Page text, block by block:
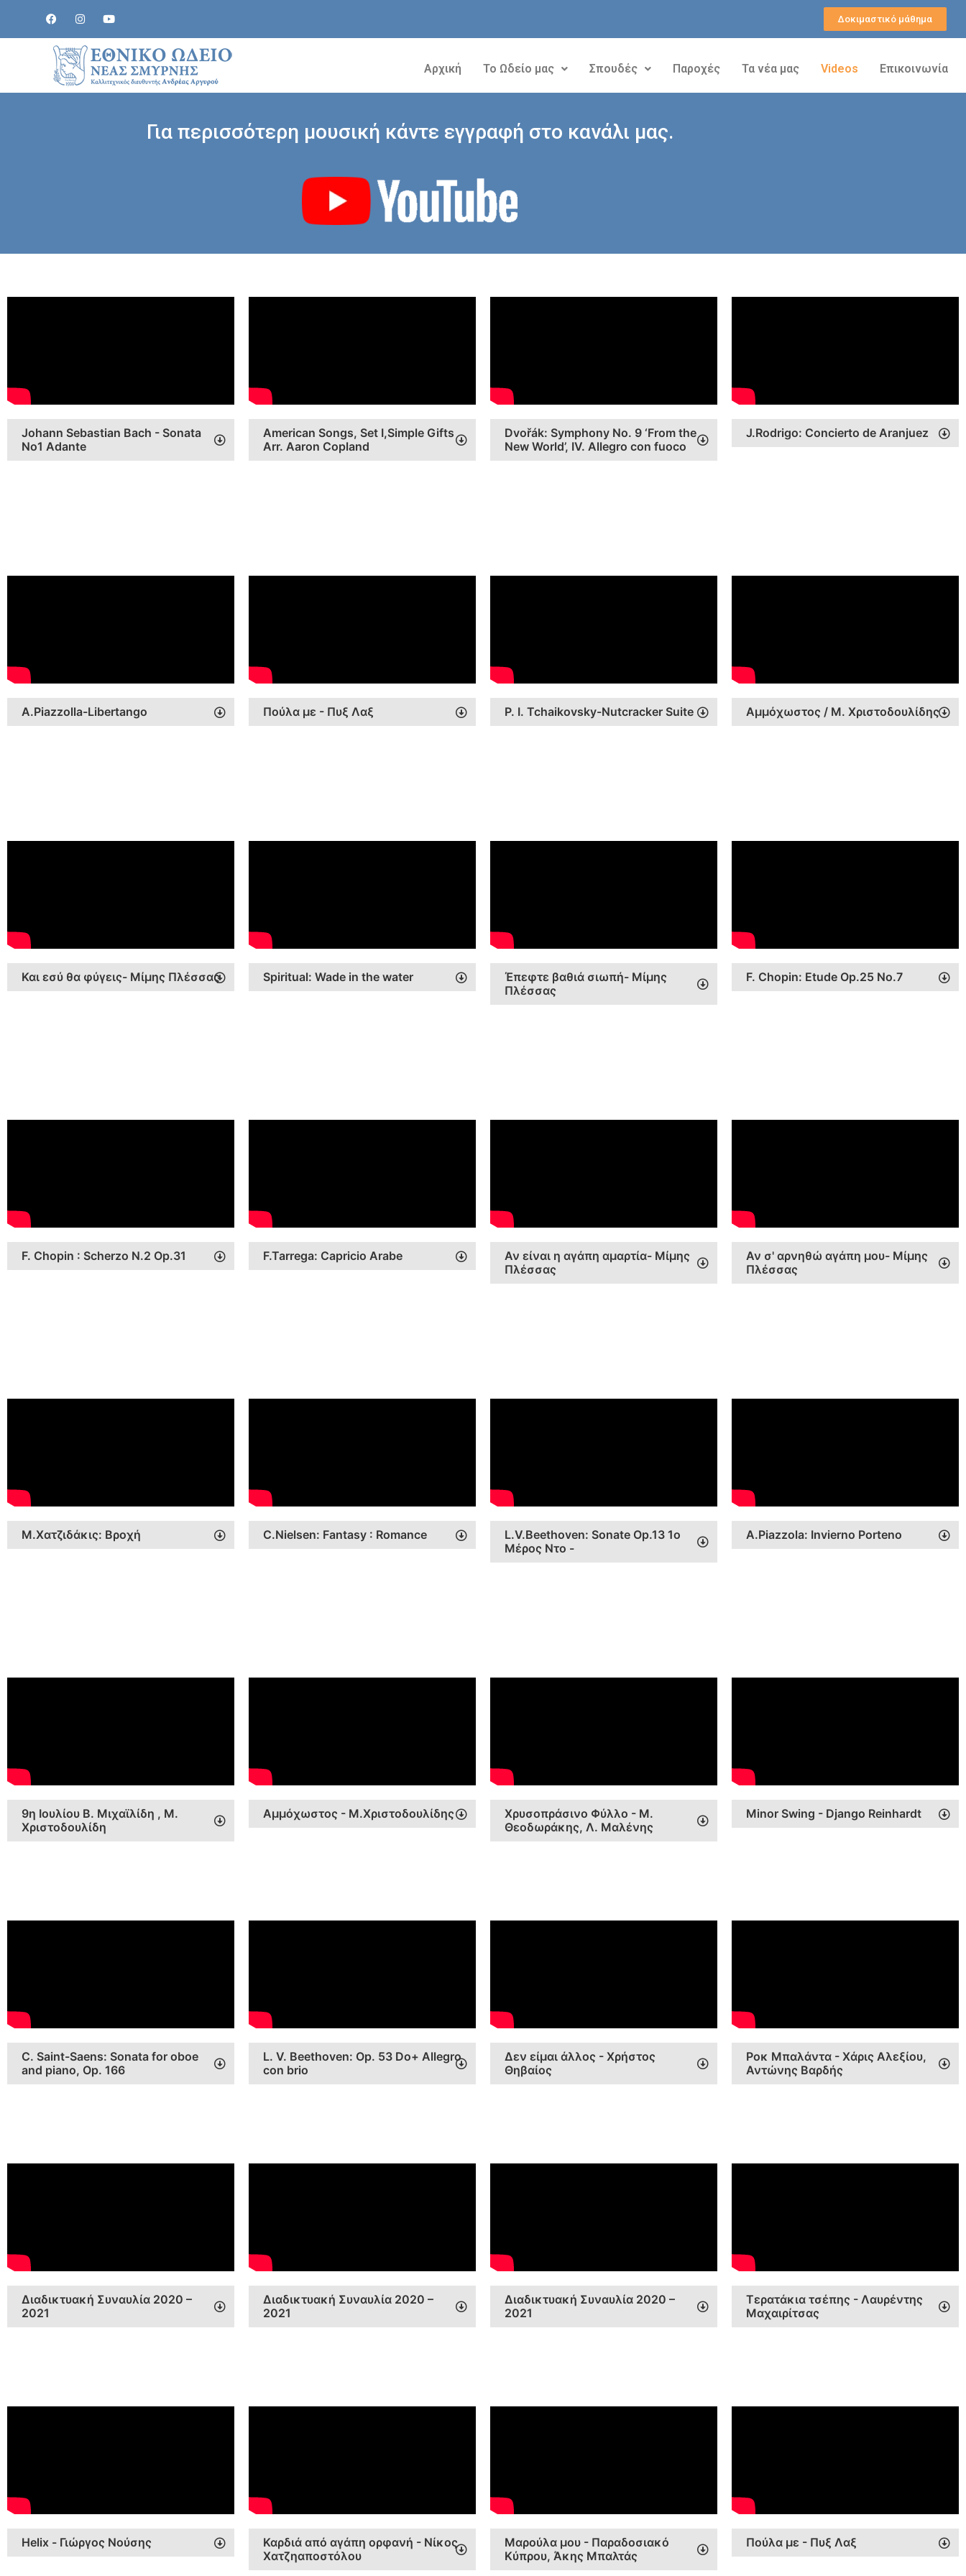
Δοκιμαστικό μάθημα
Αρχική Το Ωδείο μας Σπουδές Παροχές Τα νέα μας Videos Επικοινωνία
Για περισσότερη μουσική κάντε εγγραφή στο κανάλι μας.
Johann Sebastian Bach - Sonata
No1 Adante
American Songs, Set I,Simple Gifts
Arr. Aaron Copland
Dvořák: Symphony No. 9 ‘From the
New World’, IV. Allegro con fuoco
J.Rodrigo: Concierto de Aranjuez
A.Piazzolla-Libertango Πούλα με - Πυξ Λαξ P. I. Tchaikovsky-Nutcracker Suite Αμμόχωστος / Μ. Χριστοδουλίδης
Και εσύ θα φύγεις- Μίμης Πλέσσας Spiritual: Wade in the water
Έπεφτε βαθιά σιωπή- Μίμης
Πλέσσας
F. Chopin: Etude Op.25 No.7
F. Chopin : Scherzo N.2 Op.31 F.Tarrega: Capricio Arabe
Αν είναι η αγάπη αμαρτία- Μίμης
Πλέσσας
Αν σ' αρνηθώ αγάπη μου- Μίμης
Πλέσσας
Μ.Χατζιδάκις: Βροχή C.Nielsen: Fantasy : Romance
L.V.Beethoven: Sonate Op.13 1ο
Μέρος Ντο -
A.Piazzola: Invierno Porteno
9η Ιουλίου Β. Μιχαϊλίδη , Μ.
Χριστοδουλίδη
Αμμόχωστος - Μ.Χριστοδουλίδης
Χρυσοπράσινο Φύλλο - Μ.
Θεοδωράκης, Λ. Μαλένης
Minor Swing - Django Reinhardt
C. Saint-Saens: Sonata for oboe
and piano, Op. 166
L. V. Beethoven: Op. 53 Do+ Allegro
con brio
Δεν είμαι άλλος - Χρήστος
Θηβαίος
Ροκ Μπαλάντα - Χάρις Αλεξίου,
Αντώνης Βαρδής
Διαδικτυακή Συναυλία 2020 –
2021
Διαδικτυακή Συναυλία 2020 –
2021
Διαδικτυακή Συναυλία 2020 –
2021
Τερατάκια τσέπης - Λαυρέντης
Μαχαιρίτσας
Helix - Γιώργος Νούσης
Καρδιά από αγάπη ορφανή - Νίκος
Χατζηαποστόλου
Μαρούλα μου - Παραδοσιακό
Κύπρου, Άκης Μπαλτάς
Πούλα με - Πυξ Λαξ